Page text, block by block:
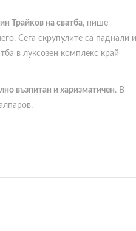
Трайков на сватба, пише
Сега скрупулите са паднали и
в луксозен комплекс край
възпитан и харизматичен. В